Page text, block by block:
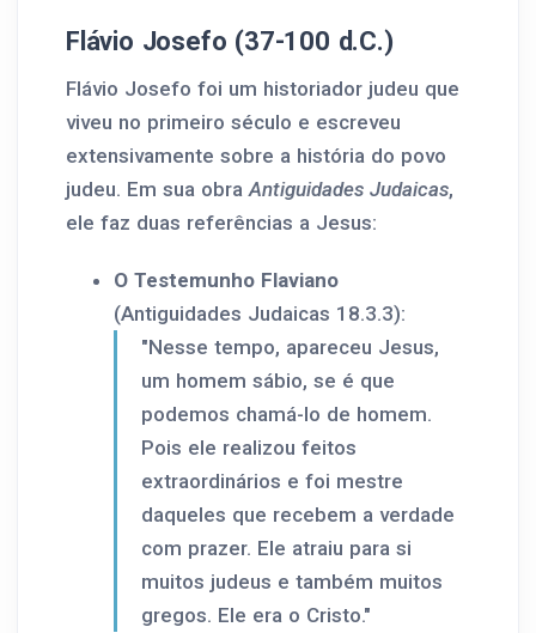
Flávio Josefo (37-100 d.C.)
Flávio Josefo foi um historiador judeu que
viveu no primeiro século e escreveu
extensivamente sobre a história do povo
judeu. Em sua obra Antiguidades Judaicas,
ele faz duas referências a Jesus:
O Testemunho Flaviano
(Antiguidades Judaicas 18.3.3):
"Nesse tempo, apareceu Jesus,
um homem sábio, se é que
podemos chamá-lo de homem.
Pois ele realizou feitos
extraordinários e foi mestre
daqueles que recebem a verdade
com prazer. Ele atraiu para si
muitos judeus e também muitos
gregos. Ele era o Cristo."